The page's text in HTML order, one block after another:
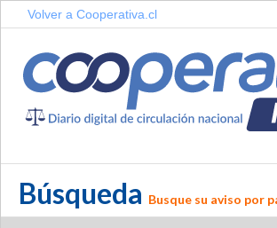
Volver a Cooperativa.cl
Búsqueda Busque su aviso por